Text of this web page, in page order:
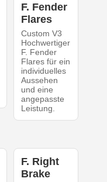
F. Fender
Flares
Custom V3
Hochwertiger
F. Fender
Flares für ein
individuelles
Aussehen
und eine
angepasste
Leistung.
F. Right
Brake